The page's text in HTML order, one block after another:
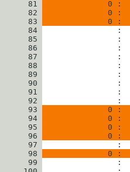
      81
              0 :
      82
              0 :
      83
              0 :
      84
                :
      85
      86
      87
                :
      88
                :
      89
                :
      90
                :
      91
                :
      92
                :
      93
              0 :
      94
              0 :
      95
              0 :
      96
              0 :
      97
                :
      98
              0 :
      99
                :